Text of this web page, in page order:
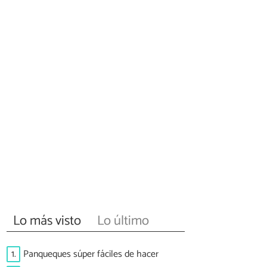
Lo más visto Lo último
1. Panqueques súper fáciles de hacer